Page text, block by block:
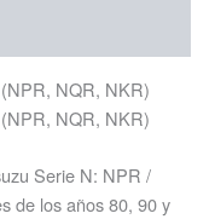
NQR, NKR)
NQR, NKR)
Serie N: NPR /
de los años 80, 90 y